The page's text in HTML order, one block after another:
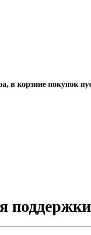
в корзине покупок